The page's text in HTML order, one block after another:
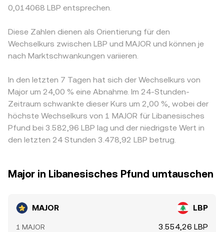
0,014068 LBP entsprechen.
Diese Zahlen dienen als Orientierung für den
Wechselkurs zwischen LBP und MAJOR und können je
nach Marktschwankungen variieren.
In den letzten 7 Tagen hat sich der Wechselkurs von
Major um 24,00 % eine Abnahme. Im 24-Stunden-
Zeitraum schwankte dieser Kurs um 2,00 %, wobei der
höchste Wechselkurs von 1 MAJOR für Libanesisches
Pfund bei 3.582,96 LBP lag und der niedrigste Wert in
den letzten 24 Stunden 3.478,92 LBP betrug.
Major in Libanesisches Pfund umtauschen
MAJOR LBP
1 MAJOR 3.554,26 LBP